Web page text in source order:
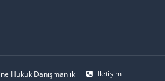
Hukuk Danışmanlık İletişim